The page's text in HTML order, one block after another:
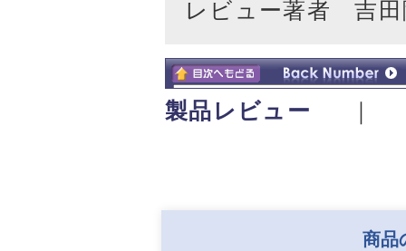
レビュー著者 吉田
製品レビュー ｜
商品